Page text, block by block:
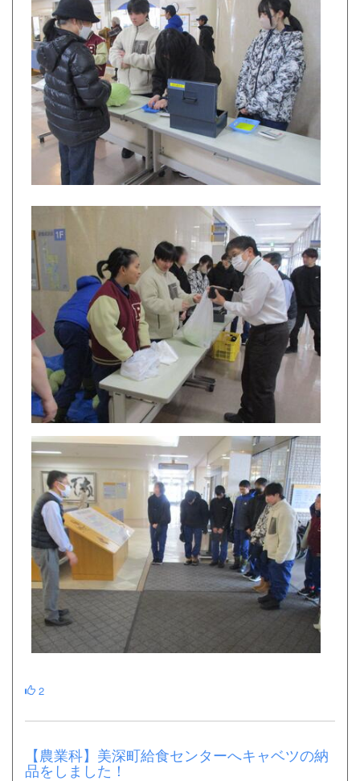
2
【農業科】美深町給食センターへキャベツの納
品をしました！